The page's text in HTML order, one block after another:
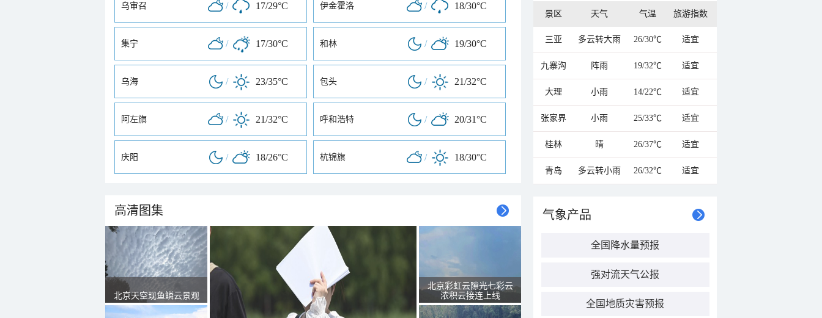
乌审召 / 17/29°C 伊金霍洛 / 18/30°C
集宁 / 17/30°C 和林 / 19/30°C
乌海 / 23/35°C 包头 / 21/32°C
阿左旗 / 21/32°C 呼和浩特 / 20/31°C
庆阳 / 18/26°C 杭锦旗 / 18/30°C
高清图集
北京天空现鱼鳞云景观
北京彩虹云隙光七彩云
浓积云接连上线
景区 天气 气温 旅游指数
三亚 多云转大雨 26/30℃ 适宜
九寨沟 阵雨 19/32℃ 适宜
大理 小雨 14/22℃ 适宜
张家界 小雨 25/33℃ 适宜
桂林 晴 26/37℃ 适宜
青岛 多云转小雨 26/32℃ 适宜
气象产品
全国降水量预报
强对流天气公报
全国地质灾害预报